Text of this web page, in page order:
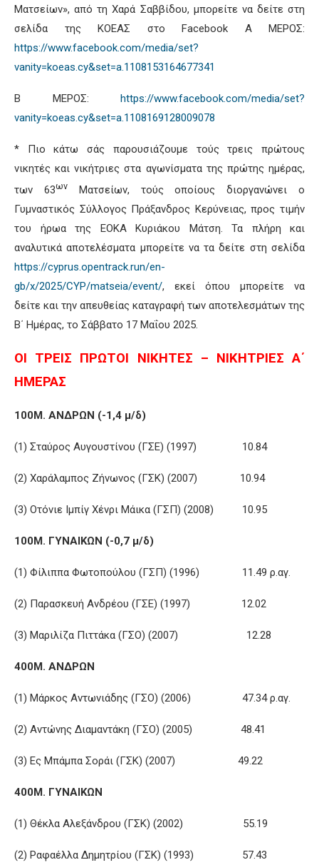
Ματσείων», από τη Χαρά Σαββίδου, μπορείτε να δείτε στη
σελίδα της ΚΟΕΑΣ στο Facebook Α ΜΕΡΟΣ:
https://www.facebook.com/media/set?
vanity=koeas.cy&set=a.1108153164677341
Β ΜΕΡΟΣ: https://www.facebook.com/media/set?
vanity=koeas.cy&set=a.1108169128009078
* Πιο κάτω σάς παρουσιάζουμε τούς τρεις πρώτους
νικητές και νικήτριες στα αγωνίσματα της πρώτης ημέρας,
των 63ωνΜατσείων, τούς οποίους διοργανώνει ο
Γυμναστικός Σύλλογος Πράξανδρος Κερύνειας, προς τιμήν
του ήρωα της ΕΟΚΑ Κυριάκου Μάτση. Τα πλήρη και
αναλυτικά αποτελέσματα μπορείτε να τα δείτε στη σελίδα
https://cyprus.opentrack.run/en-
gb/x/2025/CYP/matseia/event/, εκεί όπου μπορείτε να
δείτε και την απευθείας καταγραφή των αποτελεσμάτων της
Β΄ Ημέρας, το Σάββατο 17 Μαΐου 2025.
ΟΙ ΤΡΕΙΣ ΠΡΩΤΟΙ ΝΙΚΗΤΕΣ – ΝΙΚΗΤΡΙΕΣ Α΄
ΗΜΕΡΑΣ
100Μ. ΑΝΔΡΩΝ (-1,4 μ/δ)
(1) Σταύρος Αυγουστίνου (ΓΣΕ) (1997) 10.84
(2) Χαράλαμπος Ζήνωνος (ΓΣΚ) (2007) 10.94
(3) Οτόνιε Ιμπίγ Χένρι Μάικα (ΓΣΠ) (2008) 10.95
100Μ. ΓΥΝΑΙΚΩΝ (-0,7 μ/δ)
(1) Φίλιππα Φωτοπούλου (ΓΣΠ) (1996) 11.49 ρ.αγ.
(2) Παρασκευή Ανδρέου (ΓΣΕ) (1997) 12.02
(3) Μαριλίζα Πιττάκα (ΓΣΟ) (2007) 12.28
400Μ. ΑΝΔΡΩΝ
(1) Μάρκος Αντωνιάδης (ΓΣΟ) (2006) 47.34 ρ.αγ.
(2) Αντώνης Διαμαντάκη (ΓΣΟ) (2005) 48.41
(3) Ες Μπάμπα Σοράι (ΓΣΚ) (2007) 49.22
400Μ. ΓΥΝΑΙΚΩΝ
(1) Θέκλα Αλεξάνδρου (ΓΣΚ) (2002) 55.19
(2) Ραφαέλλα Δημητρίου (ΓΣΚ) (1993) 57.43